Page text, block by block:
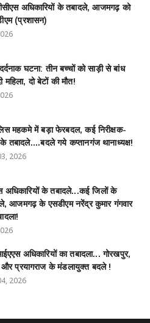
अधिकारियों के तबादले, आजमगढ़ को
(प्रशासन)
घटना: तीन बच्चों को साड़ी से बांध
महिला, दो बेटों की मौत!
महकमे में बड़ा फेरबदल, कई निरीक्षक-
के तबादले....बदले गये कप्तानगंज थानाध्यक्ष!
2026
अधिकारियों के तबादले...कई जिलों के
आजमगढ़ के एसडीएम नरेंद्र कुमार गंगवार
अधिकारियों का तबादला... गोरखपुर,
और प्रयागराज के मंडलायुक्त बदले !
2026